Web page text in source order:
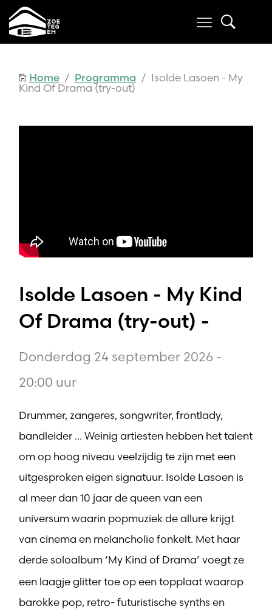
Home / Programma / Isolde Lasoen - My
Kind Of Drama (try-out)
Isolde Lasoen - My Kind
Of Drama (try-out) -
Donderdag 24 september 2026 -
20:00 uur
Drummer, zangeres, songwriter, frontlady,
bandleider ... Weinig artiesten hebben het talent
om op hoog niveau veelzijdig te zijn met een
uitgesproken eigen signatuur. Isolde Lasoen is
al meer dan 10 jaar de queen van een
universum waarin popmuziek de allure krijgt
van cinema en melancholie fonkelt. Met haar
derde soloalbum ‘My Kind of Drama’ voegt ze
een laagje glitter toe op een topplaat waarop
barokke pop, retro- futuristische synths en